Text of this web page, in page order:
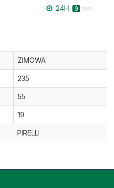
24H 0
ZIMOWA
235
55
19
PIRELLI